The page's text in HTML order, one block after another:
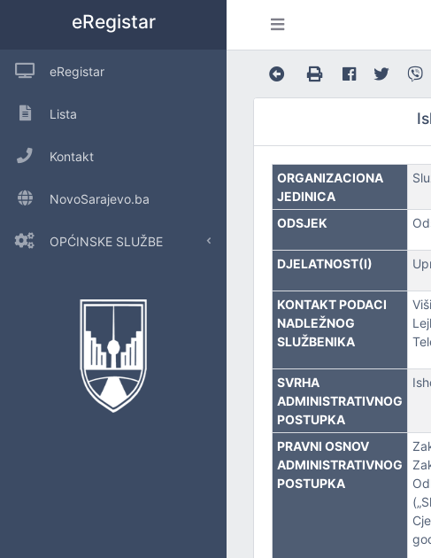
eRegistar
eRegistar
Lista
Kontakt
NovoSarajevo.ba
OPĆINSKE SLUŽBE
URED ZA INTERNU REVIZIJU
INSPEKCIJSKE POSLOVE
PRIVREDU, BUDŽET I FINANSIJE
IMOVINSKO-PRAVNE I GEODETSKE POSLOVE I KATASTAR
ORGANIZACIONA
JEDINICA
ODSJEK
DJELATNOST(I)
KONTAKT PODACI
NADLEŽNOG
SLUŽBENIKA
SVRHA
ADMINISTRATIVNOG
POSTUPKA
PRAVNI OSNOV
ADMINISTRATIVNOG
POSTUPKA